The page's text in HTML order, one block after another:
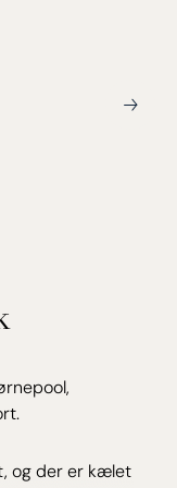
og der er kælet